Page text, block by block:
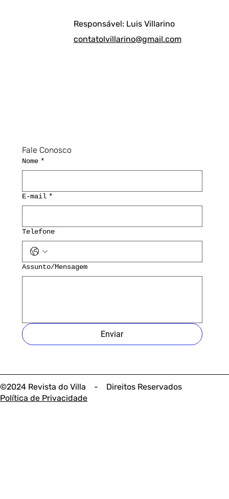
©2024 Revista do Villa - Direitos Reservados
Política de Privacidade
Fale Conosco
Nome *
E-mail *
Telefone
Assunto/Mensagem
Enviar
Responsável: Luis Villarino
contatolvillarino@gmail.com